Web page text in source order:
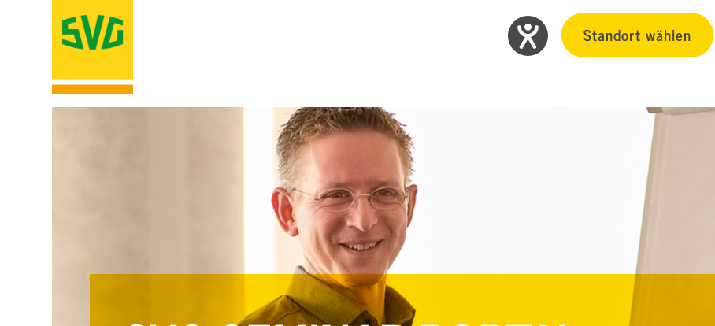
Standort wählen